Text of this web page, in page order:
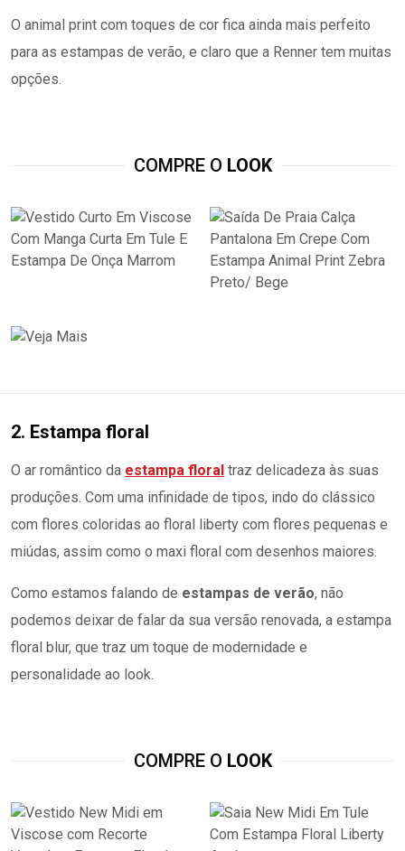
O animal print com toques de cor fica ainda mais perfeito
para as estampas de verão, e claro que a Renner tem muitas
opções.
COMPRE O LOOK
2. Estampa floral
O ar romântico da estampa floral traz delicadeza às suas
produções. Com uma infinidade de tipos, indo do clássico
com flores coloridas ao floral liberty com flores pequenas e
miúdas, assim como o maxi floral com desenhos maiores.
Como estamos falando de estampas de verão, não
podemos deixar de falar da sua versão renovada, a estampa
floral blur, que traz um toque de modernidade e
personalidade ao look.
COMPRE O LOOK